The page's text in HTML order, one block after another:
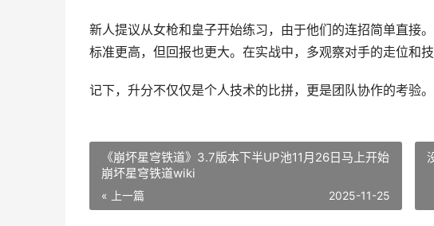
新人提议从女枪和皇子开始练习，由于他们的连招简单直接
标准更高，但回报也更大。在实战中，多观察对手的走位和
记下，升分不仅仅是个人技术的比拼，更是团队协作的考验
《崩坏星穹铁道》3.7版本下半UP池11月26日马上开始
崩坏星穹铁道wiki
« 上一篇 2025-11-25